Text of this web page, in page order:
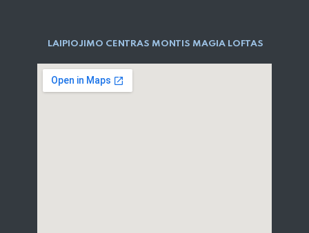
LAIPIOJIMO CENTRAS MONTIS MAGIA LOFTAS